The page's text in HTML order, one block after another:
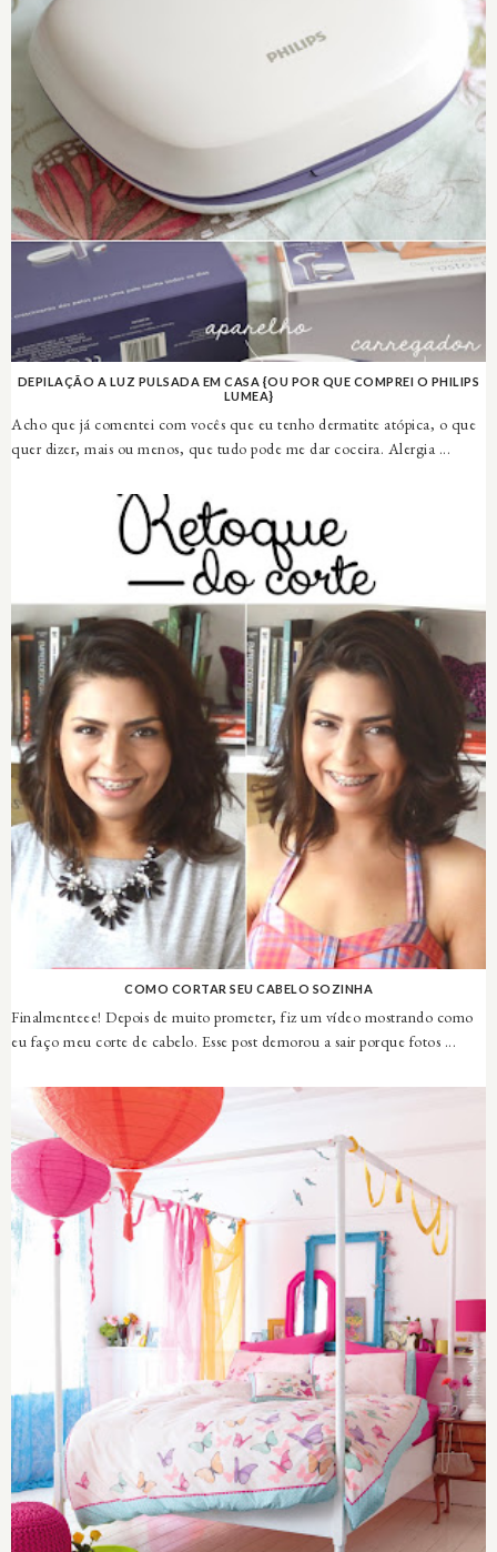
DEPILAÇÃO A LUZ PULSADA EM CASA {OU POR QUE COMPREI O PHILIPS
LUMEA}
Acho que já comentei com vocês que eu tenho dermatite atópica, o que
quer dizer, mais ou menos, que tudo pode me dar coceira. Alergia ...
COMO CORTAR SEU CABELO SOZINHA
Finalmenteee! Depois de muito prometer, fiz um vídeo mostrando como
eu faço meu corte de cabelo. Esse post demorou a sair porque fotos ...